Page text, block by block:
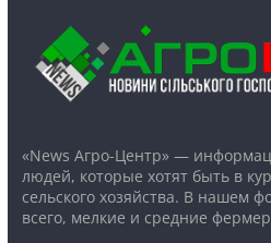
«News Агро-Центр» —
людей, которые хотят быть в
сельского хозяйства. В нашем
всего, мелкие и средние